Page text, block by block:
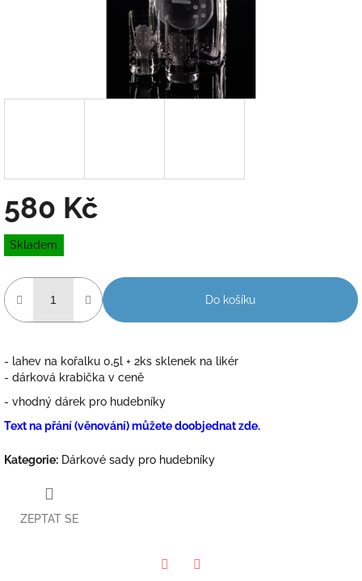
580 Kč
Měrná
cena:
Skladem
Do košíku
- lahev na kořalku 0,5l + 2ks sklenek na likér
- dárková krabička v ceně
- vhodný dárek pro hudebníky
Text na přání (věnování) můžete doobjednat zde.
Kategorie: Dárkové sady pro hudebníky
ZEPTAT SE